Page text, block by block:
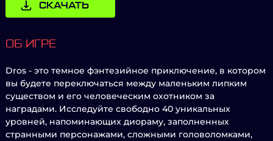
СКАЧАТЬ
ОБ ИГРЕ
Dros - это темное фэнтезийное приключение, в котором
вы будете переключаться между маленьким липким
существом и его человеческим охотником за
наградами. Исследуйте свободно 40 уникальных
уровней, напоминающих диораму, заполненных
странными персонажами, сложными головоломками,